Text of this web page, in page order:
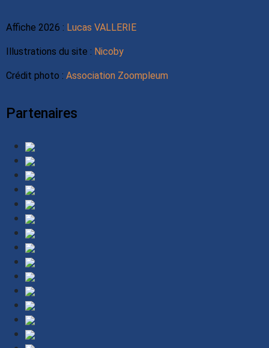
Affiche 2026 : Lucas VALLERIE
Illustrations du site : Nicoby
Crédit photo : Association Zoompleum
Partenaires